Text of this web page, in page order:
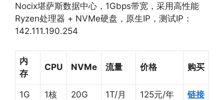
Nocix堪萨斯数据中心，1Gbps带宽，采用高性能
Ryzen处理器 + NVMe硬盘，原生IP，测试IP：
142.111.190.254
内
存
CPU NVMe 流量 价格 购买
1G 1核 20G 1T/月 125元/年 链接